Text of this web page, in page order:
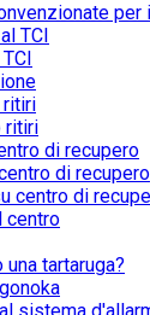
TCI
ritiri
ritiri
di recupero
di recupero
centro di
centro
una tartaruga?